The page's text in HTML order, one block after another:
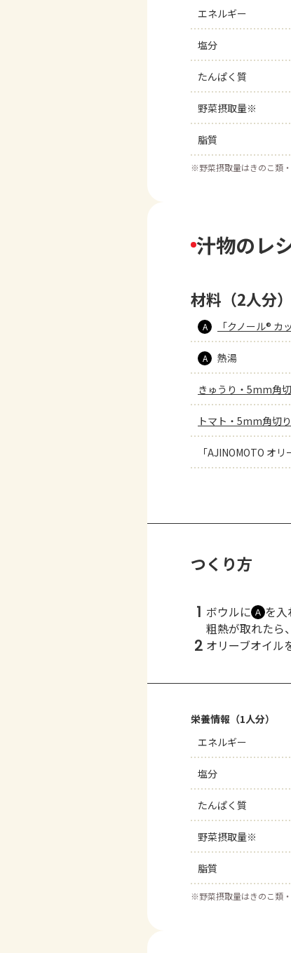
エネルギー
塩分
たんぱく質
野菜摂取量※
脂質
※野菜摂取量はきのこ類
汁物のレ
材料（2人分）
A 「クノール®
A 熱湯
きゅうり・5mm角
トマト・5mm角切り
「AJINOMOTO オ
つくり方
1 ボウルに Ａ を入
粗熱が取れたら
2 オリーブオイル
栄養情報（1人分）
エネルギー
塩分
たんぱく質
野菜摂取量※
脂質
※野菜摂取量はきのこ類